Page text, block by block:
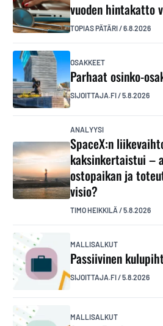
vuoden hintakatto
TOPIAS PÄTÄRI/6.8.2026
OSAKKEET
Parhaat osinko-
SIJOITTAJA.FI/5.8.2026
ANALYYSI
SpaceX:n
kaksinkertaistui –
ostopaikan ja
visio?
TIMO HEIKKILÄ /5.8.2026
MALLISALKUT
Passiivinen
SIJOITTAJA.FI/5.8.2026
MALLISALKUT